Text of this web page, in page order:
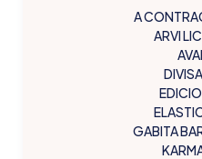
A
ARVI
GABITA